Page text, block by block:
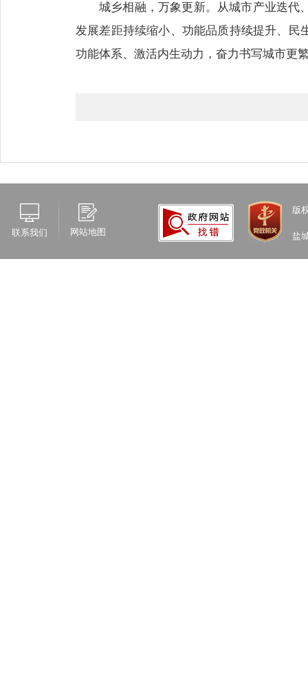
城乡相融，万象更新。从城市产业迭代
发展差距持续缩小、功能品质持续提升、民
功能体系、激活内生动力，奋力书写城市更
联系我们 网站地图
版
盐